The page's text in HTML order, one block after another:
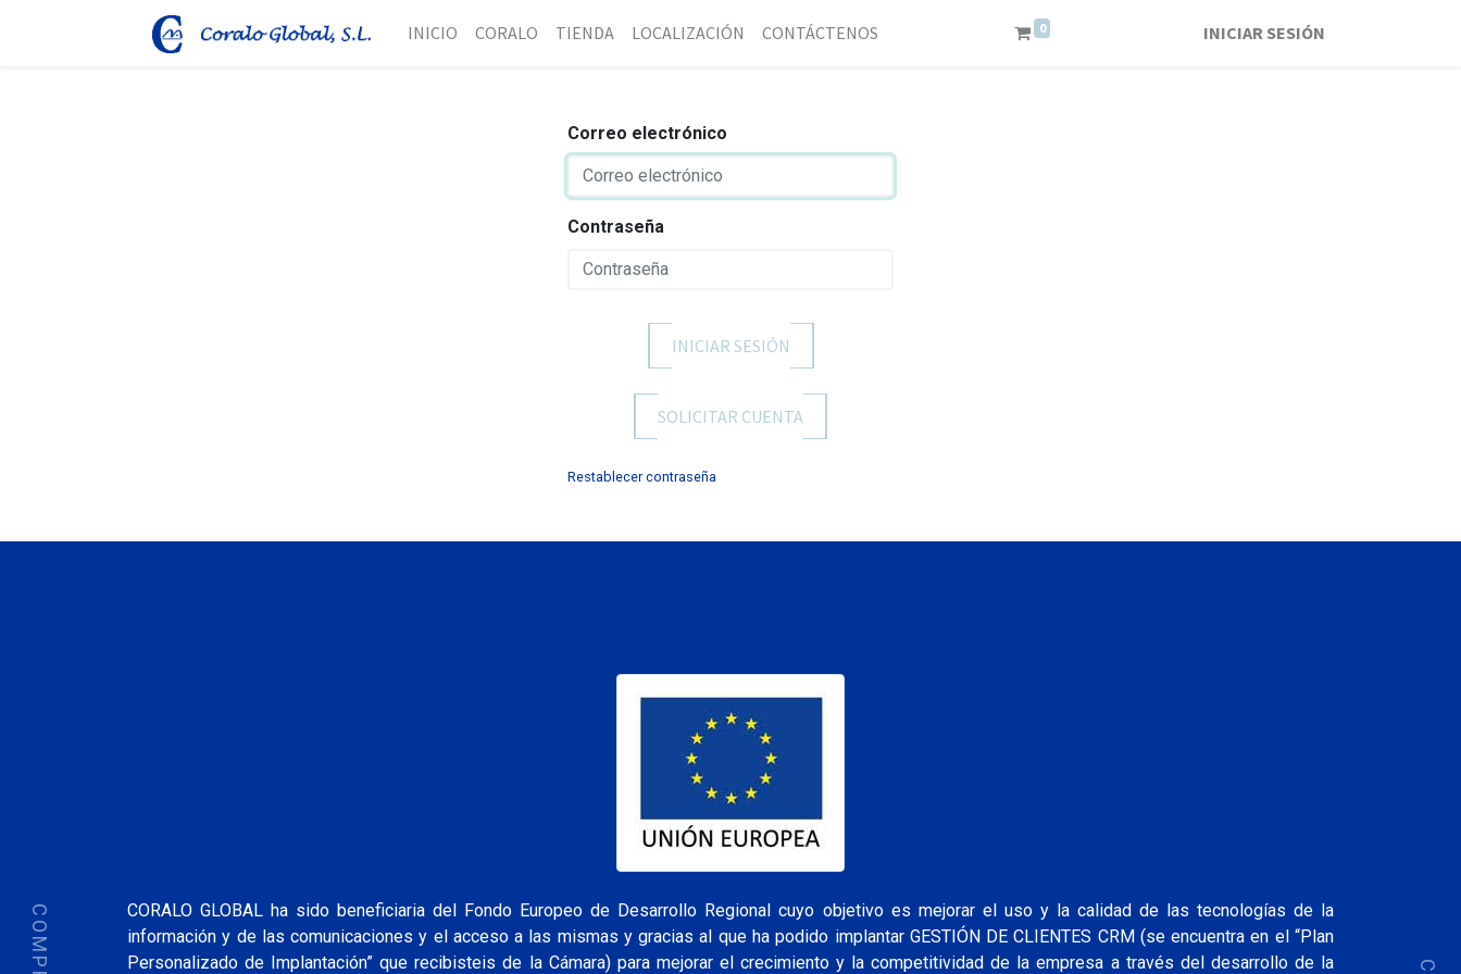
INICIO CORALO TIENDA LOCALIZACIÓN CONTÁCTENOS 0 INICIAR SESIÓN
Correo electrónico
Contraseña
INICIAR SESIÓN
SOLICITAR CUENTA
Restablecer contraseña
CORALO GLOBAL ha sido beneficiaria del Fondo Europeo de Desarrollo Regional cuyo objetivo es mejorar el uso y la calidad de las tecnologías de la
información y de las comunicaciones y el acceso a las mismas y gracias al que ha podido implantar GESTIÓN DE CLIENTES CRM (se encuentra en el “Plan
Personalizado de Implantación” que recibisteis de la Cámara) para mejorar el crecimiento y la competitividad de la empresa a través del desarrollo de la